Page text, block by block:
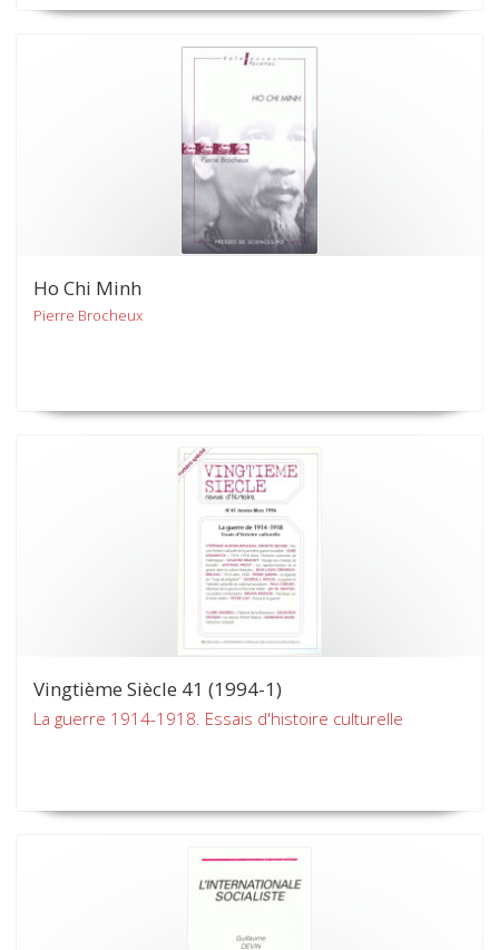
Ho Chi Minh
Pierre Brocheux
Vingtième Siècle 41 (1994-1)
La guerre 1914-1918. Essais d'histoire culturelle